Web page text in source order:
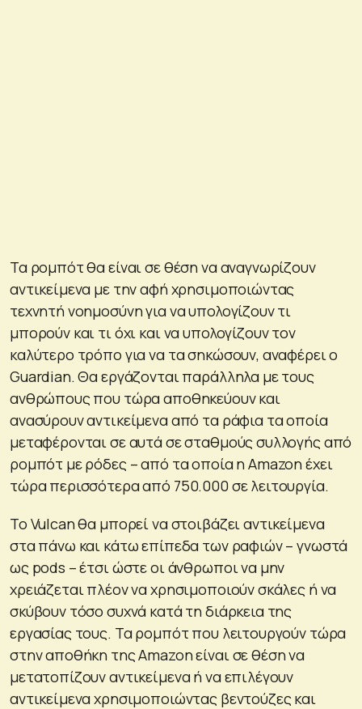
Τα ρομπότ θα είναι σε θέση να αναγνωρίζουν
αντικείμενα με την αφή χρησιμοποιώντας
τεχνητή νοημοσύνη για να υπολογίζουν τι
μπορούν και τι όχι και να υπολογίζουν τον
καλύτερο τρόπο για να τα σηκώσουν, αναφέρει ο
Guardian. Θα εργάζονται παράλληλα με τους
ανθρώπους που τώρα αποθηκεύουν και
ανασύρουν αντικείμενα από τα ράφια τα οποία
μεταφέρονται σε αυτά σε σταθμούς συλλογής από
ρομπότ με ρόδες – από τα οποία η Amazon έχει
τώρα περισσότερα από 750.000 σε λειτουργία.
Το Vulcan θα μπορεί να στοιβάζει αντικείμενα
στα πάνω και κάτω επίπεδα των ραφιών – γνωστά
ως pods – έτσι ώστε οι άνθρωποι να μην
χρειάζεται πλέον να χρησιμοποιούν σκάλες ή να
σκύβουν τόσο συχνά κατά τη διάρκεια της
εργασίας τους. Τα ρομπότ που λειτουργούν τώρα
στην αποθήκη της Amazon είναι σε θέση να
μετατοπίζουν αντικείμενα ή να επιλέγουν
αντικείμενα χρησιμοποιώντας βεντούζες και